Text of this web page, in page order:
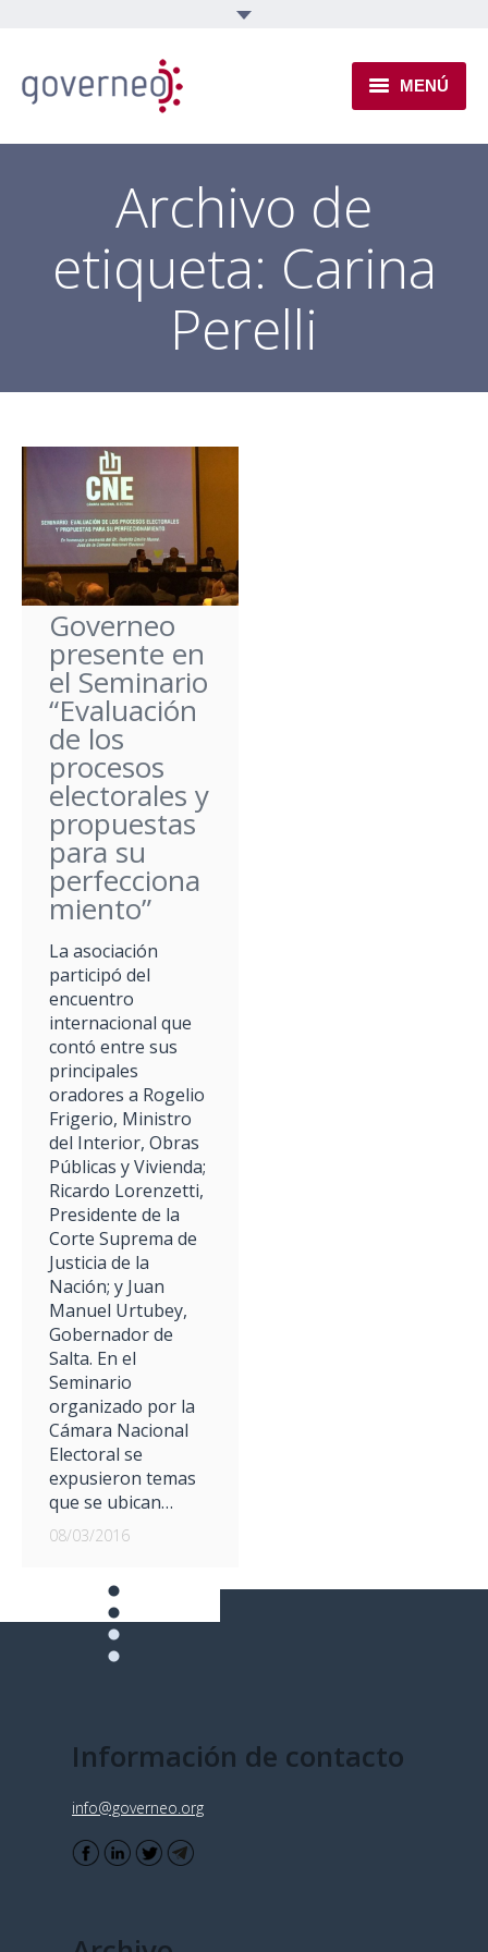
MENÚ
INSTITUCIONAL
EJES TEMÁTICOS
NOVEDADES
Archivo de
etiqueta: Carina
Perelli
Governeo
presente en
el Seminario
“Evaluación
de los
procesos
electorales y
propuestas
para su
perfecciona
miento”
La asociación
participó del
encuentro
internacional que
contó entre sus
principales
oradores a Rogelio
Frigerio, Ministro
del Interior, Obras
Públicas y Vivienda;
Ricardo Lorenzetti,
Presidente de la
Corte Suprema de
Justicia de la
Nación; y Juan
Manuel Urtubey,
Gobernador de
Salta. En el
Seminario
organizado por la
Cámara Nacional
Electoral se
expusieron temas
que se ubican…
08/03/2016
Información de contacto
info@governeo.org